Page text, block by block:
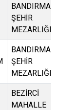
BANDIRMA
ŞEHİR
MEZARLIĞI
BANDIRMA
ŞEHİR
MEZARLIĞI
BEZİRCİ
MAHALLE